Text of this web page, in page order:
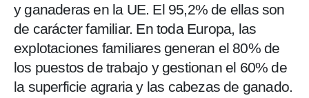
y ganaderas en la UE. El 95,2% de ellas son
de carácter familiar. En toda Europa, las
explotaciones familiares generan el 80% de
los puestos de trabajo y gestionan el 60% de
la superficie agraria y las cabezas de ganado.